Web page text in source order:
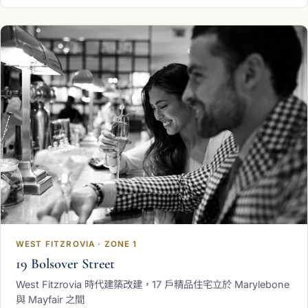
WEST FITZROVIA · ZONE 1
19 Bolsover Street
West Fitzrovia 時代建築改建，17 戶精品住宅立於 Marylebone
與 Mayfair 之間